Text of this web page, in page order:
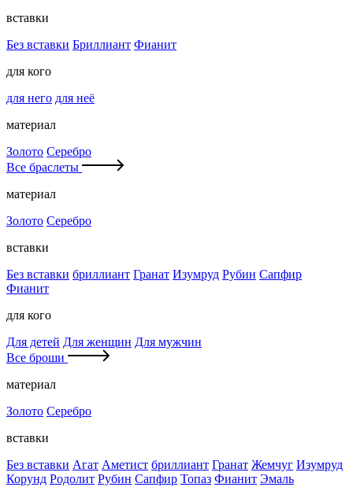
вставки
Без вставки Бриллиант Фианит
для кого
для него для неё
материал
Золото Серебро
Все браслеты
материал
Золото Серебро
вставки
Без вставки бриллиант Гранат Изумруд Рубин Сапфир
Фианит
для кого
Для детей Для женщин Для мужчин
Все броши
материал
Золото Серебро
вставки
Без вставки Агат Аметист бриллиант Гранат Жемчуг Изумруд
Корунд Родолит Рубин Сапфир Топаз Фианит Эмаль